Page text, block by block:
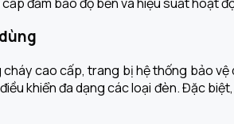
cao cấp, trang bị hệ thống bảo
khiển đa dạng các loại đèn. Đặc